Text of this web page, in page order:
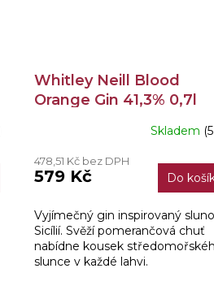
Whitley Neill Blood
Orange Gin 41,3% 0,7l
Skladem
478,51 Kč bez DPH
579 Kč Do
Vyjímečný gin inspirovaný
Sicílií. Svěží pomerančová chuť
nabídne kousek
slunce v každé lahvi.